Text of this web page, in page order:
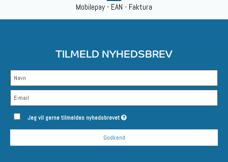
Mobilepay - EAN - Faktura
TILMELD NYHEDSBREV
Jeg vil gerne tilmeldes nyhedsbrevet
Godkend